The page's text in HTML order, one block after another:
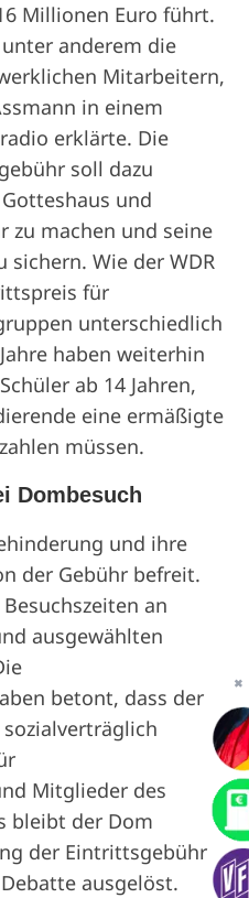
Millionen Euro führt.
anderem die
Mitarbeitern,
in einem
erklärte. Die
soll dazu
und
zu machen und seine
Wie der WDR
für
unterschiedlich
haben weiterhin
ab 14 Jahren,
eine ermäßigte
müssen.
Dombesuch
und ihre
der Gebühr befreit.
an
ausgewählten
betont, dass der
Mitglieder des
bleibt der Dom
der Eintrittsgebühr
ausgelöst.
✖